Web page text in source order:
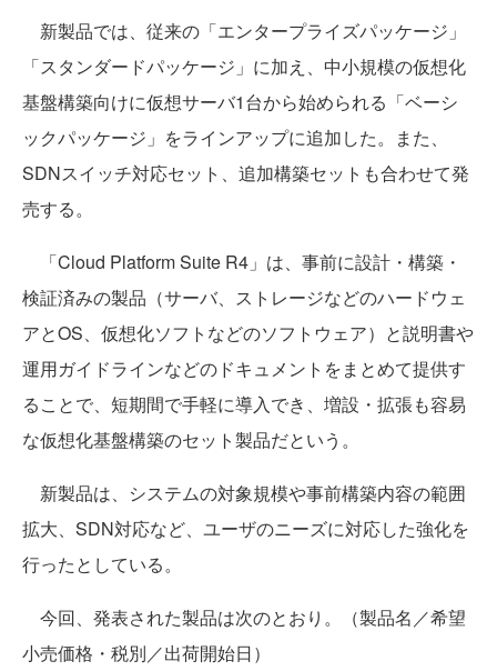
新製品では、従来の「エンタープライズパッケージ」
「スタンダードパッケージ」に加え、中小規模の仮想化
基盤構築向けに仮想サーバ1台から始められる「ベーシ
ックパッケージ」をラインアップに追加した。また、
SDNスイッチ対応セット、追加構築セットも合わせて発
売する。
「Cloud Platform Suite R4」は、事前に設計・構築・
検証済みの製品（サーバ、ストレージなどのハードウェ
アとOS、仮想化ソフトなどのソフトウェア）と説明書や
運用ガイドラインなどのドキュメントをまとめて提供す
ることで、短期間で手軽に導入でき、増設・拡張も容易
な仮想化基盤構築のセット製品だという。
新製品は、システムの対象規模や事前構築内容の範囲
拡大、SDN対応など、ユーザのニーズに対応した強化を
行ったとしている。
今回、発表された製品は次のとおり。（製品名／希望
小売価格・税別／出荷開始日）